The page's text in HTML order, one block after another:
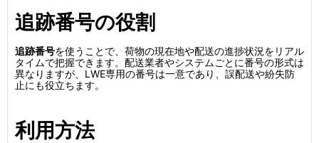
追跡番号の役割
追跡番号を使うことで、荷物の現在地や配送の進捗状況をリアル
タイムで把握できます。配送業者やシステムごとに番号の形式は
異なりますが、LWE専用の番号は一意であり、誤配送や紛失防
止にも役立ちます。
利用方法